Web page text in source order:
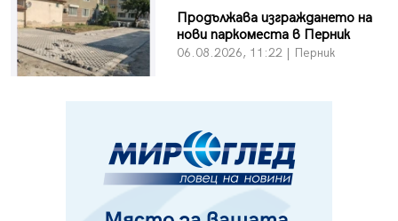
Продължава изграждането на
нови паркоместа в Перник
06.08.2026, 11:22 | Перник